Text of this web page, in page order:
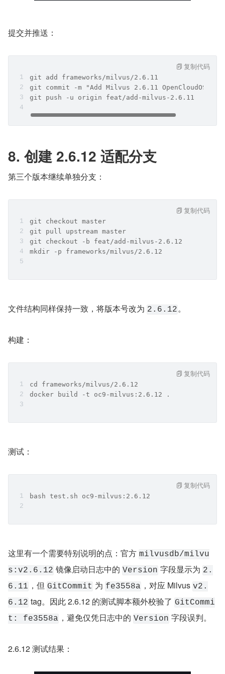
提交并推送：
git add frameworks/milvus/2.6.11
git commit -m "Add Milvus 2.6.11 OpenCloudOS
git push -u origin feat/add-milvus-2.6.11
复制代码
8. 创建 2.6.12 适配分支
第三个版本继续单独分支：
git checkout master
git pull upstream master
git checkout -b feat/add-milvus-2.6.12
mkdir -p frameworks/milvus/2.6.12
复制代码
文件结构同样保持一致，将版本号改为 2.6.12。
构建：
cd frameworks/milvus/2.6.12
docker build -t oc9-milvus:2.6.12 .
复制代码
测试：
bash test.sh oc9-milvus:2.6.12
复制代码
这里有一个需要特别说明的点：官方 milvusdb/milvu
s:v2.6.12 镜像启动日志中的 Version 字段显示为 2.
6.11 ，但 GitCommit 为 fe3558a ，对应 Milvus v2.
6.12 tag。因此 2.6.12 的测试脚本额外校验了 GitCommi
t: fe3558a ，避免仅凭日志中的 Version 字段误判。
2.6.12 测试结果：